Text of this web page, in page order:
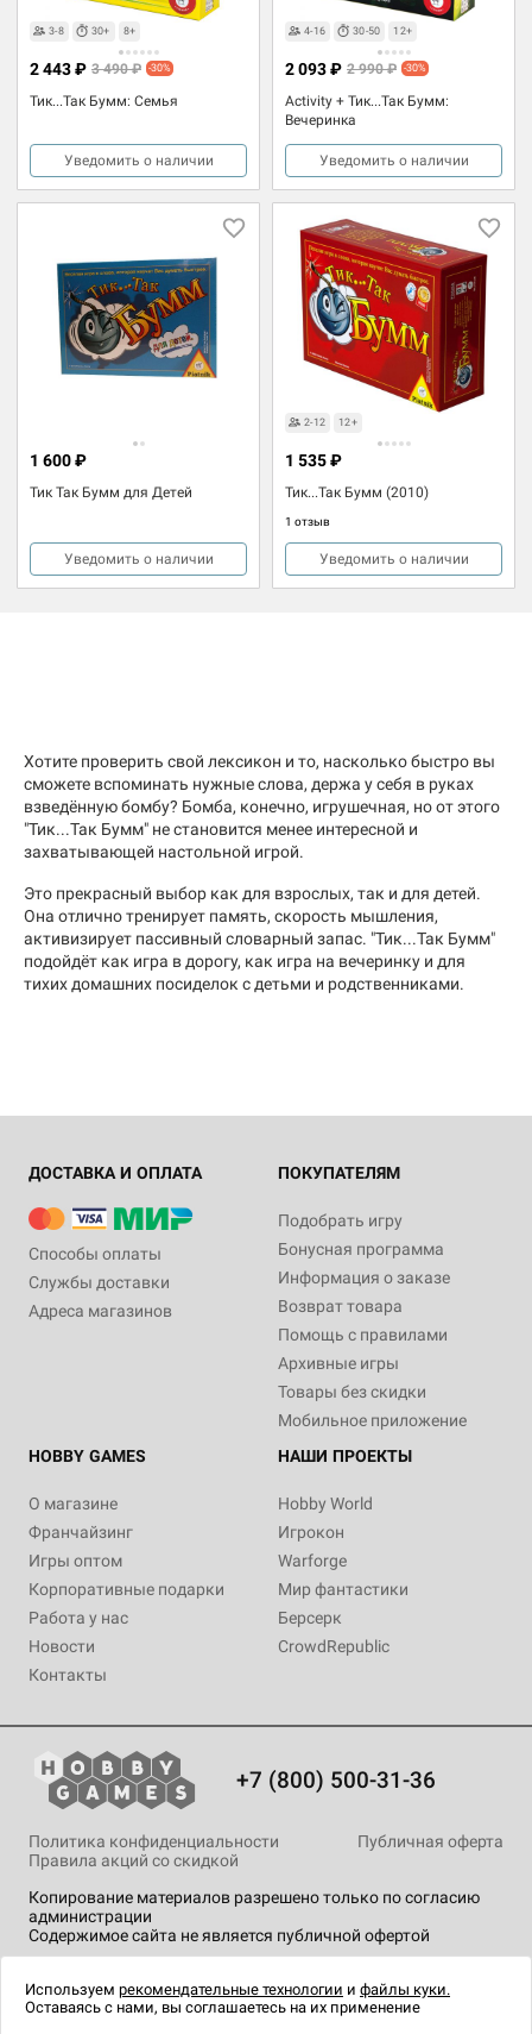
3-8 30+ 8+
Тик...Так Бумм: Семья
2 443 ₽ 3 490 ₽ -30%
Уведомить о наличии
4-16 30-50 12+
Activity + Тик...Так Бумм:
Вечеринка
2 093 ₽ 2 990 ₽ -30%
Уведомить о наличии
Тик Так Бумм для Детей
1 600 ₽
Уведомить о наличии
2-12 12+
Тик...Так Бумм (2010)
1 отзыв
1 535 ₽
Уведомить о наличии
Хотите проверить свой лексикон и то, насколько быстро вы
сможете вспоминать нужные слова, держа у себя в руках
взведённую бомбу? Бомба, конечно, игрушечная, но от этого
"Тик...Так Бумм" не становится менее интересной и
захватывающей настольной игрой.
Это прекрасный выбор как для взрослых, так и для детей.
Она отлично тренирует память, скорость мышления,
активизирует пассивный словарный запас. "Тик...Так Бумм"
подойдёт как игра в дорогу, как игра на вечеринку и для
тихих домашних посиделок с детьми и родственниками.
ДОСТАВКА И ОПЛАТА
Способы оплаты
Службы доставки
Адреса магазинов
ПОКУПАТЕЛЯМ
Подобрать игру
Бонусная программа
Информация о заказе
Возврат товара
Помощь с правилами
Архивные игры
Товары без скидки
Мобильное приложение
HOBBY GAMES
О магазине
Франчайзинг
Игры оптом
Корпоративные подарки
Работа у нас
Новости
Контакты
НАШИ ПРОЕКТЫ
Hobby World
Игрокон
Warforge
Мир фантастики
Берсерк
CrowdRepublic
+7 (800) 500-31-36
Копирование материалов разрешено только по согласию
администрации
Содержимое сайта не является публичной офертой
Политика конфиденциальности
Публичная оферта
Правила акций со скидкой
технологии .
Используем рекомендательные технологии и файлы куки.
Оставаясь с нами, вы соглашаетесь на их применение